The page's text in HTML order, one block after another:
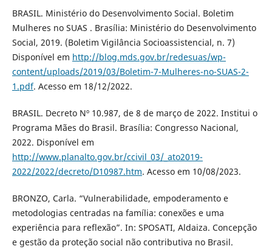
BRASIL. Ministério do Desenvolvimento Social. Boletim
Mulheres no SUAS . Brasília: Ministério do Desenvolvimento
Social, 2019. (Boletim Vigilância Socioassistencial, n. 7)
Disponível em http://blog.mds.gov.br/redesuas/wp-
content/uploads/2019/03/Boletim-7-Mulheres-no-SUAS-2-
1.pdf. Acesso em 18/12/2022.
BRASIL. Decreto Nº 10.987, de 8 de março de 2022. Institui o
Programa Mães do Brasil. Brasília: Congresso Nacional,
2022. Disponível em
http://www.planalto.gov.br/ccivil_03/_ato2019-
2022/2022/decreto/D10987.htm. Acesso em 10/08/2023.
BRONZO, Carla. “Vulnerabilidade, empoderamento e
metodologias centradas na família: conexões e uma
experiência para reflexão”. In: SPOSATI, Aldaiza. Concepção
e gestão da proteção social não contributiva no Brasil.